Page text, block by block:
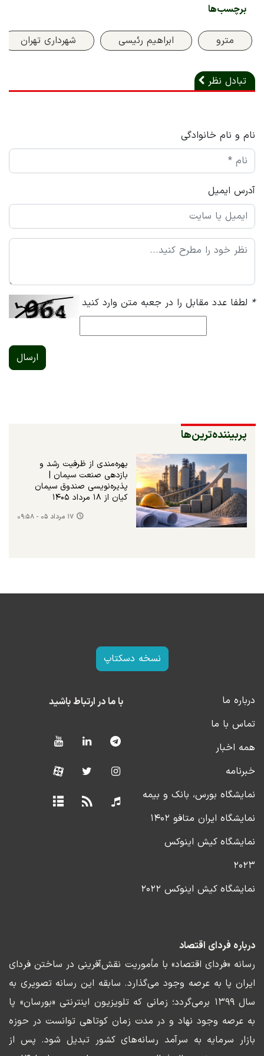
برچسب‌ها
مترو ابراهیم رئیسی شهرداری تهران
تبادل نظر
نام و نام خانوادگی
آدرس ایمیل
* لطفا عدد مقابل را در جعبه متن وارد کنید
ارسال
پربیننده‌ترین‌ها
بهره‌مندی از ظرفیت رشد و
بازدهی صنعت سیمان |
پذیره‌نویسی صندوق سیمان
کیان از ۱۸ مرداد ۱۴۰۵
۱۷ مرداد ۰۵ - ۰۹:۵۸
نسخه دسکتاپ
درباره ما
تماس با ما
همه اخبار
خبرنامه
نمایشگاه بورس، بانک و بیمه
نمایشگاه ایران متافو ۱۴۰۲
نمایشگاه کیش اینوکس
۲۰۲۳
نمایشگاه کیش اینوکس ۲۰۲۲
با ما در ارتباط باشید
درباره فردای اقتصاد
رسانه «فردای اقتصاد» با مأموریت نقش‌آفرینی در ساختن فردای
ایران پا به عرصه وجود می‌گذارد. سابقه این رسانه تصویری به
سال ۱۳۹۹ برمی‌گردد؛ زمانی که تلویزیون اینترنتی «بورسان» پا
به عرصه وجود نهاد و در مدت زمان کوتاهی توانست در حوزه
بازار سرمایه به سرآمد رسانه‌های کشور تبدیل شود. پس از